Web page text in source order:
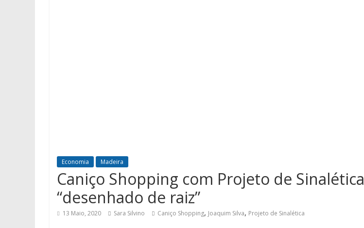
Economia Madeira
Caniço Shopping com Projeto de Sinalética
“desenhado de raiz”
13 Maio, 2020 Sara Silvino Caniço Shopping, Joaquim Silva, Projeto de Sinalética